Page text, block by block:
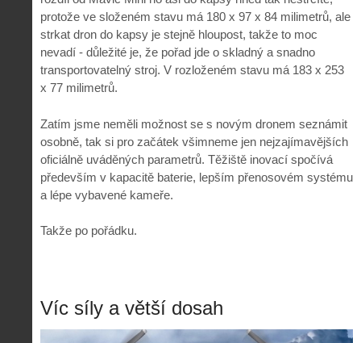
protože ve složeném stavu má 180 x 97 x 84 milimetrů, ale
strkat dron do kapsy je stejně hloupost, takže to moc
nevadí - důležité je, že pořad jde o skladný a snadno
transportovatelný stroj. V rozloženém stavu má 183 x 253
x 77 milimetrů.
Zatím jsme neměli možnost se s novým dronem seznámit
osobně, tak si pro začátek všimneme jen nejzajímavějších
oficiálně uváděných parametrů. Těžiště inovací spočívá
především v kapacitě baterie, lepším přenosovém systému
a lépe vybavené kameře.
Takže po pořádku.
Víc síly a větší dosah